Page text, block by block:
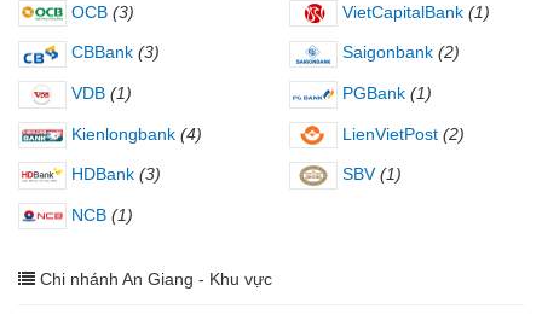
OCB (3) VietCapitalBank (1)
CBBank (3) Saigonbank (2)
VDB (1) PGBank (1)
Kienlongbank (4) LienVietPost (2)
HDBank (3) SBV (1)
NCB (1)
Chi nhánh An Giang - Khu vực